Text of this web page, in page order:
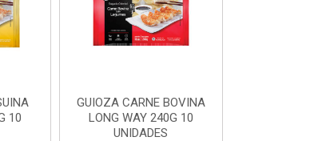
10
GUIOZA CARNE BOVINA
LONG WAY 240G 10
UNIDADES